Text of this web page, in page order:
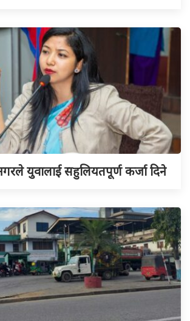
युवालाई सहुलियतपूर्ण कर्जा दिने